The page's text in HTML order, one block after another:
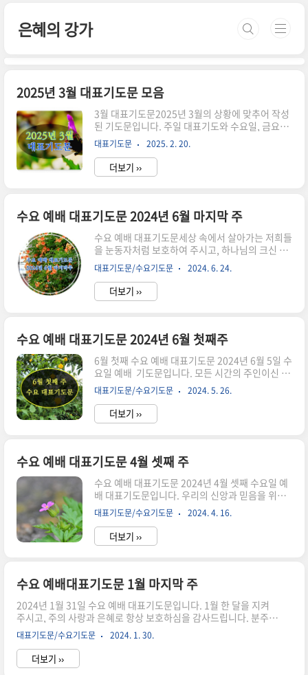
은혜의 강가
2025년 3월 대표기도문 모음
3월 대표기도문2025년 3월의 상황에 맞추어 작성
된 기도문입니다. 주일 대표기도와 수요일, 금요일,
새벽, 기타 기도문을 한곳에 정리했습니다. 중요한
부분만을 발췌한 것입니다. 참고 하셔서 은혜로운
기도 하시기 바랍니다. 2025년 사순절 기도 제목
(주제별 정리) 주일 대표기도문삼일절 기념 주일 대
유와 독립을 외치며 거리로 나아갔던 그 날을 기억
합니다. 일제의 압제 아래에서도 굴복하지 않고, 오
직 하나님께서 주신 자유와 진리를 사모하며 자신
의 생명을 내어던진 애국지사들의 희생을 기억합니
다. 그들은 “진리를 알지니 진리가 너희를 자유롭
게 하리라”(요한복음 8:32) 하신 주님의 말씀을 따
라, 하나님..
대표기도문 2025. 2. 20.
더보기 ››
수요 예배 대표기도문 2024년 6월 마지막 주
수요 예배 대표기도문세상 속에서 살아가는 저희들
을 눈동자처럼 보호하여 주시고, 하나님의 크신 사
랑과 능력으로 온 인류를 붙들어 주심을 감사합니
다. 십자가의 거룩한 능력으로 주님을 높이며 찬양
하게 하옵소서. 6월의 마지막 수요일 예배를 허락
하신 하나님 감사합니다. 오늘도 순결하고 정직한
씻어 주옵소서. 세상이 탐욕에 더럽혀진 저희들의
마음을 씻어 주옵소서. 하나님을 바라보아야 하지
만 세상의 화려움과 유혹에 흔들렸던 시간들이 많
았음을 고백합니다. 벌써 올해도 절반이 지나가고
있습니다. 지나왔던 시간들을 우리가 성실하게 살
왔는지 돌아보기를 원합니다. 부끄러운 삶이 있다
면 다 회개하고, 다시 새로운 마음으로 시작하게
하..
대표기도문/수요기도문 2024. 6. 24.
더보기 ››
수요 예배 대표기도문 2024년 6월 첫째주
6월 첫째 수요 예배 대표기도문 2024년 6월 5일 수
요일 예배 기도문입니다. 모든 시간의 주인이신 하
나님께서 우리를 새롭게 하실 것을 믿습니다. 6월
을 맞이하여 드리는 첫 수요 예배 대표기도문입니
다. 2024년 6월 교회력 및 기념일2024년 6월 1
일, 토요일 의병의 날2024년 6월 2일, 성령강림 후
주일 / 6월 둘째 주일2024년 6월 10일, 월요일, 단
오, 6.10 민주항쟁의 날2024년 6월 16일, 성령강
림 후 넷째 주일 / 6월 셋째 주일2024년 6월 21일,
금요일, 하지 2024년 6 월 23일, 성령강림 후 다섯
째 주일 / 6월 넷째 주일2024년 6월..
대표기도문/수요기도문 2024. 5. 26.
더보기 ››
수요 예배 대표기도문 4월 셋째 주
수요 예배 대표기도문 2024년 4월 셋째 수요일 예
배 대표기도문입니다. 우리의 신앙과 믿음을 위해
서 기도했습니다. 하나님의 풍성한 은혜가 늘 넘치
기를 기도합시다. 사랑이 많으시고 언제나 저희를
사랑하여 주시는 하나님 아버지를 찬양합니다. 하
나님은 항상 저희에게 가자 좋은 것을 주시는 분이
다. 사랑의 주님. 우리 안에 하나님의 은혜가 언제
나 넘쳐 나기를 기도합니다. 우리의 힘과 능력으로
살아갈 수 없습니다. 하나님께서 은혜를 주셔야 감
당할 수 있습니다. 성령의 능력을 부으시사 힘든 세
상 속에서 능히 승리하게 하옵소서. 우리에게 총명
을 더하여 주셔서, 진리가 무엇인지 하나님의 뜻이
대표기도문/수요기도문 2024. 4. 16.
더보기 ››
수요 예배대표기도문 1월 마지막 주
2024년 1월 31일 수요 예배 대표기도문입니다. 1월 한 달을 지켜
주시고, 주의 사랑과 은혜로 항상 보호하심을 감사드립니다. 분주한
일상 속에서 하나님을 바라보며 소망하는 복된 시간이 되게 하소서.
2024년 1월 마지막 수요예배 대표기도문 하나님의 높으신 사랑을
찬양합니다. 하나님의 사랑의 끝이 없고, 하나님의 능력은 한이 없
으십니다. 하나님께서 선물로 주신 1월이 벌써 지나고 마지막 날이
대표기도문/수요기도문 2024. 1. 30.
더보기 ››